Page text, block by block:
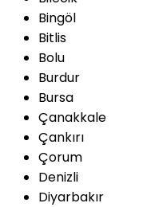
Bingöl
Bitlis
Bolu
Burdur
Bursa
Çanakkale
Çankırı
Çorum
Denizli
Diyarbakır